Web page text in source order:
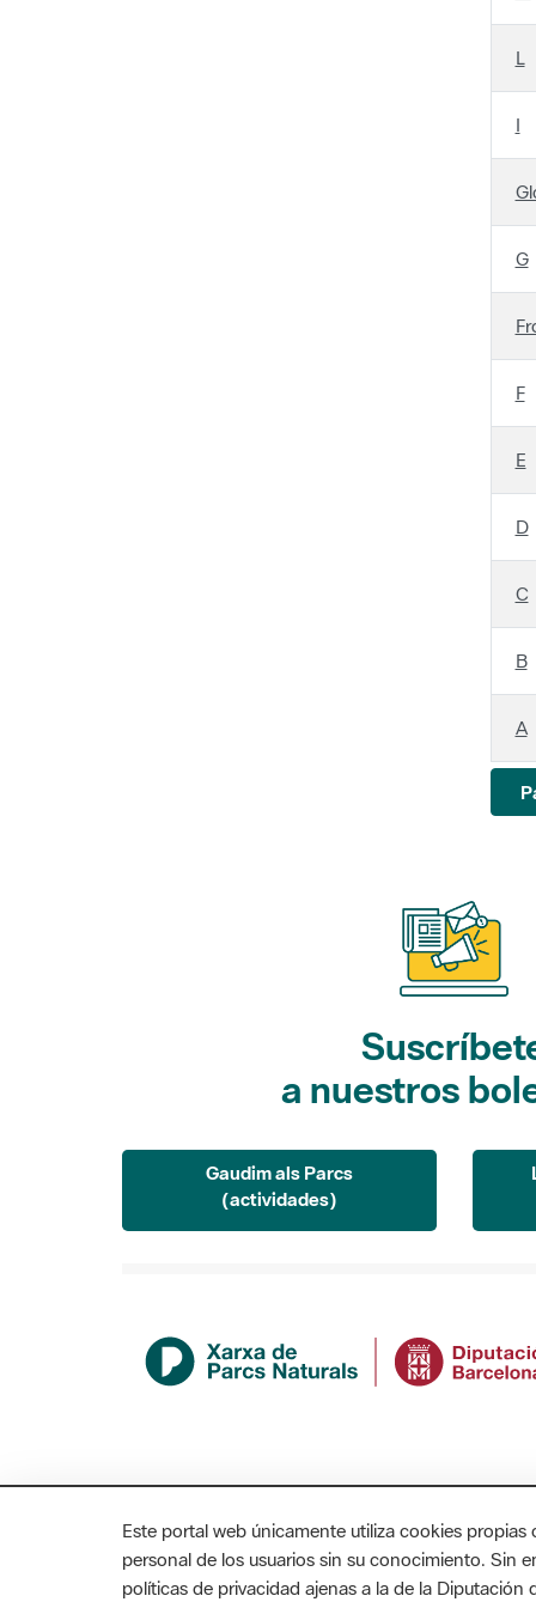
L
I
G
F
E
D
C
B
A
a nuestros
Gaudim als Parcs
(actividades)
Este portal web únicamente utiliza cookies
personal de los usuarios sin su conocimiento. Sin
políticas de privacidad ajenas a la de la